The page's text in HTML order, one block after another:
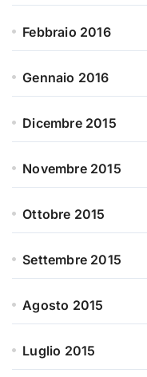
Febbraio 2016
Gennaio 2016
Dicembre 2015
Novembre 2015
Ottobre 2015
Settembre 2015
Agosto 2015
Luglio 2015